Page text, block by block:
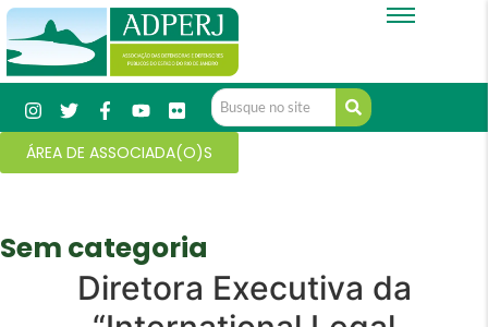
ÁREA DE ASSOCIADA(O)S
Sem categoria
Diretora Executiva da